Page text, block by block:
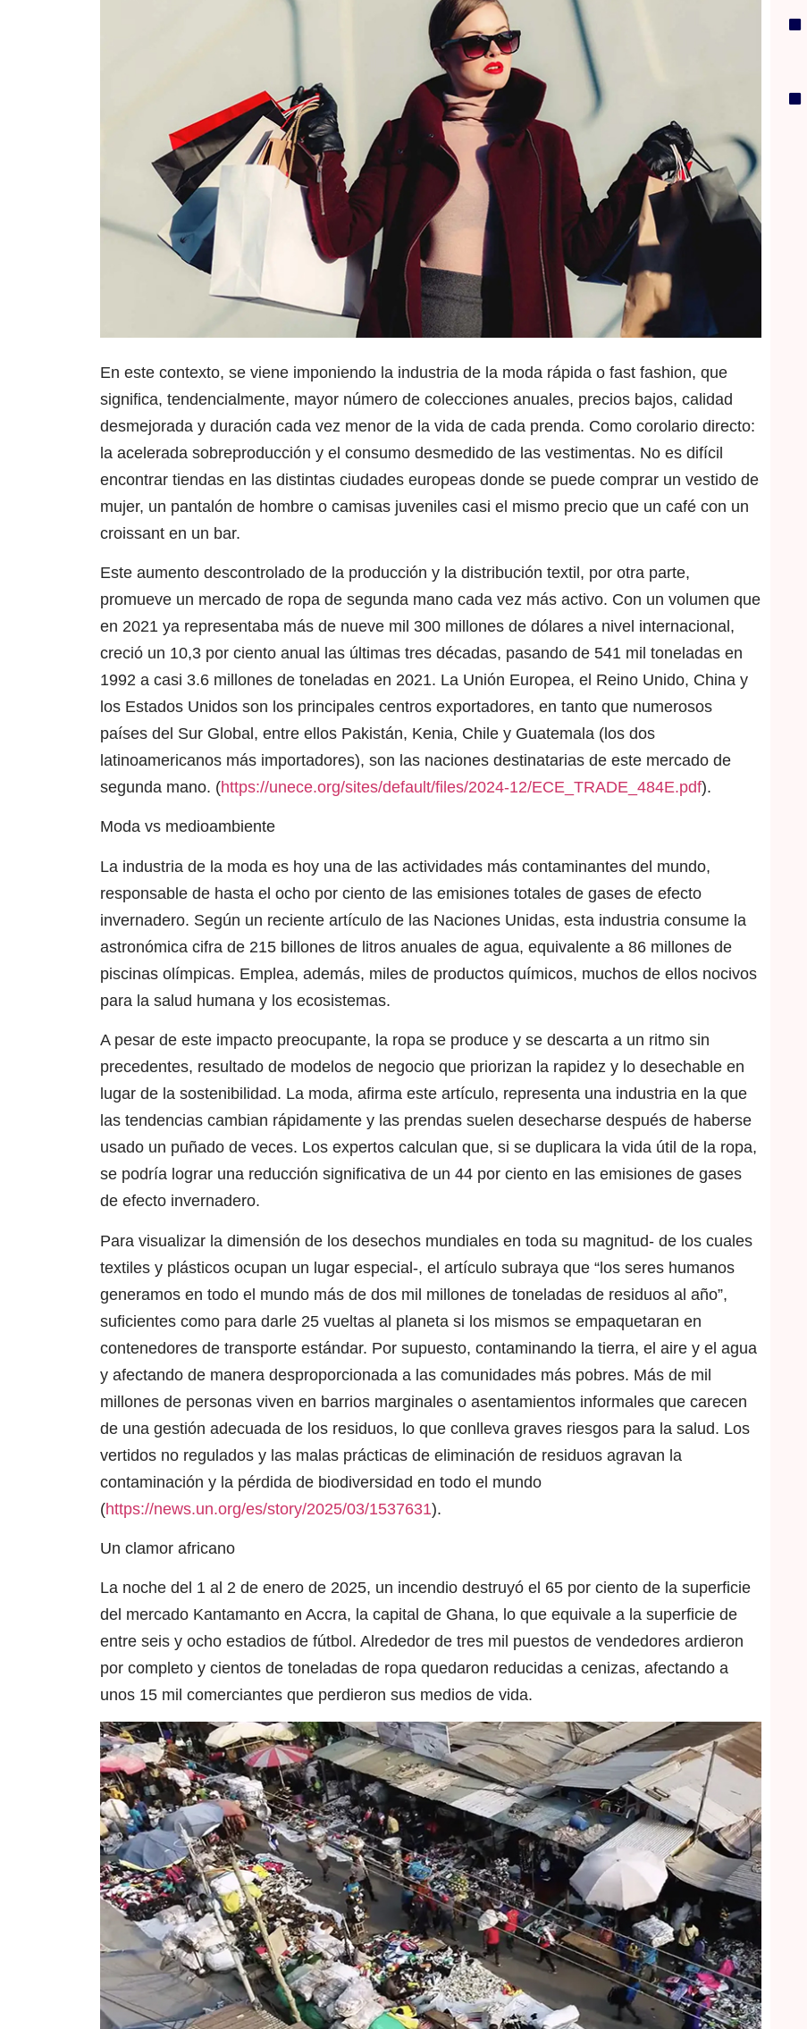
En este contexto, se viene imponiendo la industria de la moda rápida o fast fashion, que
significa, tendencialmente, mayor número de colecciones anuales, precios bajos, calidad
desmejorada y duración cada vez menor de la vida de cada prenda. Como corolario directo:
la acelerada sobreproducción y el consumo desmedido de las vestimentas. No es difícil
encontrar tiendas en las distintas ciudades europeas donde se puede comprar un vestido de
mujer, un pantalón de hombre o camisas juveniles casi el mismo precio que un café con un
croissant en un bar.
Este aumento descontrolado de la producción y la distribución textil, por otra parte,
promueve un mercado de ropa de segunda mano cada vez más activo. Con un volumen que
en 2021 ya representaba más de nueve mil 300 millones de dólares a nivel internacional,
creció un 10,3 por ciento anual las últimas tres décadas, pasando de 541 mil toneladas en
1992 a casi 3.6 millones de toneladas en 2021. La Unión Europea, el Reino Unido, China y
los Estados Unidos son los principales centros exportadores, en tanto que numerosos
países del Sur Global, entre ellos Pakistán, Kenia, Chile y Guatemala (los dos
latinoamericanos más importadores), son las naciones destinatarias de este mercado de
segunda mano. (https://unece.org/sites/default/files/2024-12/ECE_TRADE_484E.pdf).
Moda vs medioambiente
La industria de la moda es hoy una de las actividades más contaminantes del mundo,
responsable de hasta el ocho por ciento de las emisiones totales de gases de efecto
invernadero. Según un reciente artículo de las Naciones Unidas, esta industria consume la
astronómica cifra de 215 billones de litros anuales de agua, equivalente a 86 millones de
piscinas olímpicas. Emplea, además, miles de productos químicos, muchos de ellos nocivos
para la salud humana y los ecosistemas.
A pesar de este impacto preocupante, la ropa se produce y se descarta a un ritmo sin
precedentes, resultado de modelos de negocio que priorizan la rapidez y lo desechable en
lugar de la sostenibilidad. La moda, afirma este artículo, representa una industria en la que
las tendencias cambian rápidamente y las prendas suelen desecharse después de haberse
usado un puñado de veces. Los expertos calculan que, si se duplicara la vida útil de la ropa,
se podría lograr una reducción significativa de un 44 por ciento en las emisiones de gases
de efecto invernadero.
Para visualizar la dimensión de los desechos mundiales en toda su magnitud- de los cuales
textiles y plásticos ocupan un lugar especial-, el artículo subraya que “los seres humanos
generamos en todo el mundo más de dos mil millones de toneladas de residuos al año”,
suficientes como para darle 25 vueltas al planeta si los mismos se empaquetaran en
contenedores de transporte estándar. Por supuesto, contaminando la tierra, el aire y el agua
y afectando de manera desproporcionada a las comunidades más pobres. Más de mil
millones de personas viven en barrios marginales o asentamientos informales que carecen
de una gestión adecuada de los residuos, lo que conlleva graves riesgos para la salud. Los
vertidos no regulados y las malas prácticas de eliminación de residuos agravan la
contaminación y la pérdida de biodiversidad en todo el mundo
(https://news.un.org/es/story/2025/03/1537631).
Un clamor africano
La noche del 1 al 2 de enero de 2025, un incendio destruyó el 65 por ciento de la superficie
del mercado Kantamanto en Accra, la capital de Ghana, lo que equivale a la superficie de
entre seis y ocho estadios de fútbol. Alrededor de tres mil puestos de vendedores ardieron
por completo y cientos de toneladas de ropa quedaron reducidas a cenizas, afectando a
unos 15 mil comerciantes que perdieron sus medios de vida.